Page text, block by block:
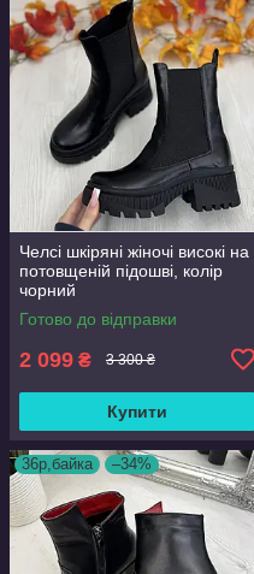
Челсі шкіряні жіночі високі на
потовщеній підошві, колір
чорний
Готово до відправки
2 099 ₴ 3 300 ₴
Купити
36р,байка –34%